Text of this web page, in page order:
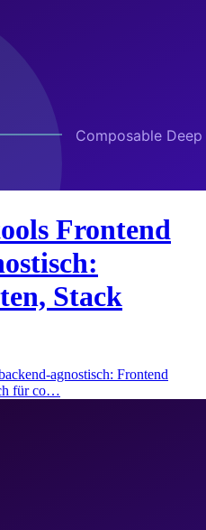
Frontend
Stack
agnostisch: Frontend
für co…